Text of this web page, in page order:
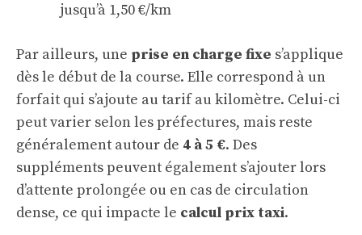
jusqu’à 1,50 €/km
Par ailleurs, une prise en charge fixe s’applique
dès le début de la course. Elle correspond à un
forfait qui s’ajoute au tarif au kilomètre. Celui-ci
peut varier selon les préfectures, mais reste
généralement autour de 4 à 5 €. Des
suppléments peuvent également s’ajouter lors
d’attente prolongée ou en cas de circulation
dense, ce qui impacte le calcul prix taxi.